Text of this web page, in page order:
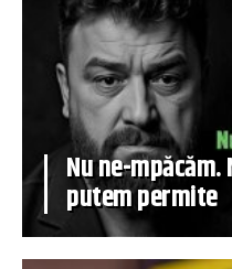
Nu ne-
putem permite